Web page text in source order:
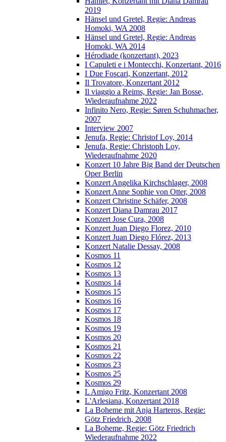
2019
Hänsel und Gretel, Regie: Andreas
Homoki, WA 2008
Hänsel und Gretel, Regie: Andreas
Homoki, WA 2014
Hérodiade (konzertant), 2023
I Capuleti e i Montecchi, Konzertant, 2016
I Due Foscari, Konzertant, 2012
Il Trovatore, Konzertant 2012
Il viaggio a Reims, Regie: Jan Bosse,
Wiederaufnahme 2022
Infinito Nero, Regie: Søren Schuhmacher,
2007
Interview 2007
Jenufa, Regie: Christof Loy, 2014
Jenufa, Regie: Christoph Loy,
Wiederaufnahme 2020
Konzert 10 Jahre Big Band der Deutschen
Oper Berlin
Konzert Angelika Kirchschlager, 2008
Konzert Anne Sophie von Otter, 2008
Konzert Christine Schäfer, 2008
Konzert Diana Damrau 2017
Konzert Jose Cura, 2008
Konzert Juan Diego Florez, 2010
Konzert Juan Diego Flórez, 2013
Konzert Natalie Dessay, 2008
Kosmos 11
Kosmos 12
Kosmos 13
Kosmos 14
Kosmos 15
Kosmos 16
Kosmos 17
Kosmos 18
Kosmos 19
Kosmos 20
Kosmos 21
Kosmos 22
Kosmos 23
Kosmos 25
Kosmos 29
L Amigo Fritz, Konzertant 2008
L'Arlesiana, Konzertant 2018
La Boheme mit Anja Harteros, Regie:
Götz Friedrich, 2008
La Boheme, Regie: Götz Friedrich
Wiederaufnahme 2022